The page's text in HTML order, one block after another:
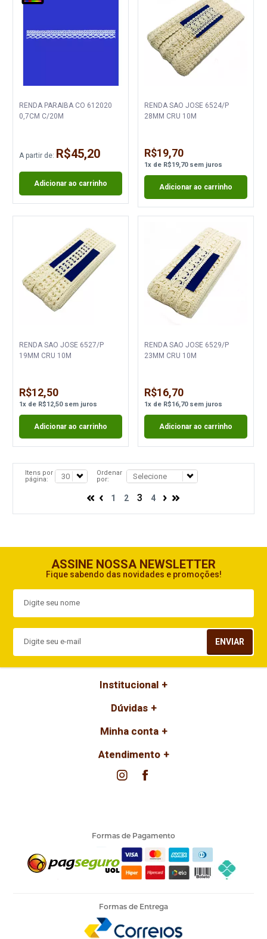
RENDA PARAIBA CO 612020
0,7CM C/20M
A partir de: R$45,20
Adicionar ao carrinho
RENDA SAO JOSE 6524/P
28MM CRU 10M
R$19,70
1xde R$19,70sem juros
Adicionar ao carrinho
RENDA SAO JOSE 6527/P
19MM CRU 10M
R$12,50
1x de R$12,50sem juros
Adicionar ao carrinho
RENDA SAO JOSE 6529/P
23MM CRU 10M
R$16,70
1xde R$16,70sem juros
Adicionar ao carrinho
Itens por
página:
Ordenar
por:
1 2 3 4
ASSINE NOSSA NEWSLETTER
Fique sabendo das novidades e promoções!
ENVIAR
Institucional
Dúvidas
Minha conta
Atendimento
Formas de Pagamento
Formas de Entrega